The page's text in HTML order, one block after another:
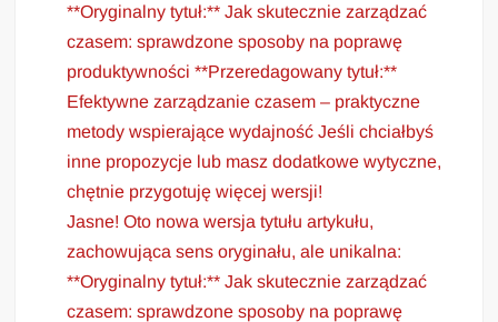
**Oryginalny tytuł:** Jak skutecznie zarządzać
czasem: sprawdzone sposoby na poprawę
produktywności **Przeredagowany tytuł:**
Efektywne zarządzanie czasem – praktyczne
metody wspierające wydajność Jeśli chciałbyś
inne propozycje lub masz dodatkowe wytyczne,
chętnie przygotuję więcej wersji!
Jasne! Oto nowa wersja tytułu artykułu,
zachowująca sens oryginału, ale unikalna:
**Oryginalny tytuł:** Jak skutecznie zarządzać
czasem: sprawdzone sposoby na poprawę